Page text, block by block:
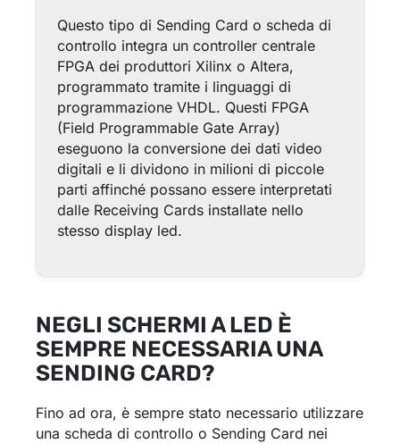
Questo tipo di Sending Card o scheda di
controllo integra un controller centrale
FPGA dei produttori Xilinx o Altera,
programmato tramite i linguaggi di
programmazione VHDL. Questi FPGA
(Field Programmable Gate Array)
eseguono la conversione dei dati video
digitali e li dividono in milioni di piccole
parti affinché possano essere interpretati
dalle Receiving Cards installate nello
stesso display led.
NEGLI SCHERMI A LED È
SEMPRE NECESSARIA UNA
SENDING CARD?
Fino ad ora, è sempre stato necessario utilizzare
una scheda di controllo o Sending Card nei